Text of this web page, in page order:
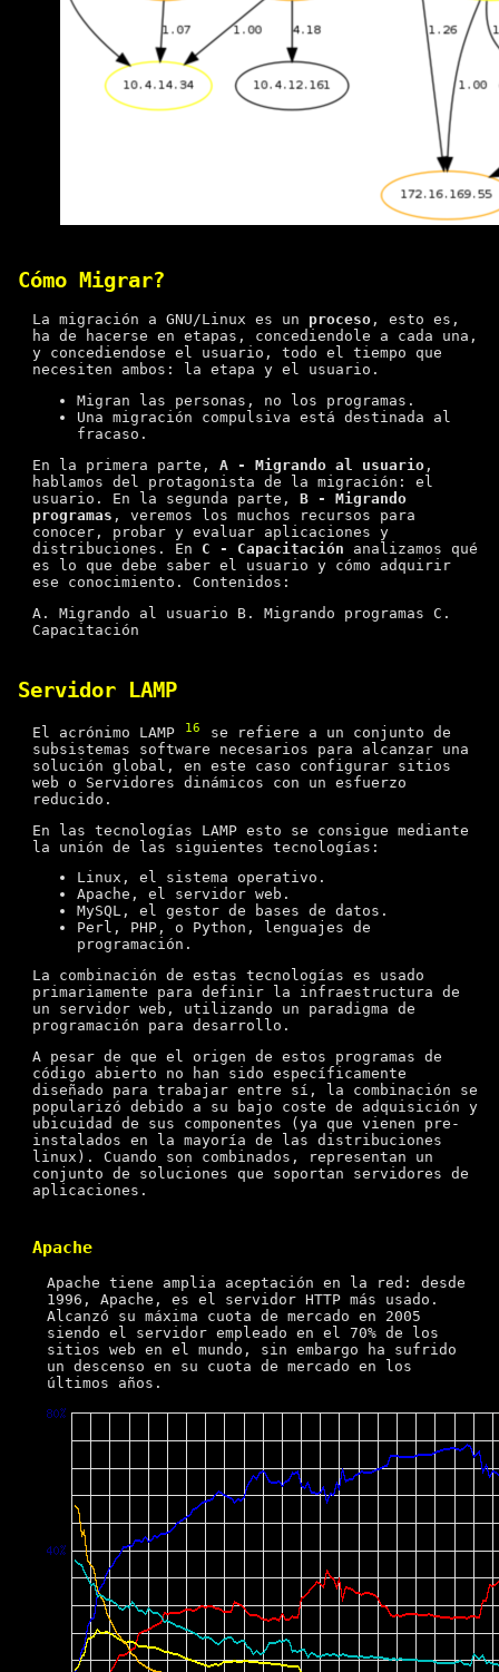
Cómo Migrar?
La migración a GNU/Linux es un proceso, esto es,
ha de hacerse en etapas, concediendole a cada una,
y concediendose el usuario, todo el tiempo que
necesiten ambos: la etapa y el usuario.
Migran las personas, no los programas.
Una migración compulsiva está destinada al
fracaso.
En la primera parte, A - Migrando al usuario,
hablamos del protagonista de la migración: el
usuario. En la segunda parte, B - Migrando
programas , veremos los muchos recursos para
conocer, probar y evaluar aplicaciones y
distribuciones. En C - Capacitación analizamos qué
es lo que debe saber el usuario y cómo adquirir
ese conocimiento. Contenidos:
A. Migrando al usuario B. Migrando programas C.
Capacitación
Servidor LAMP
El acrónimo LAMP 16
se refiere a un conjunto de
subsistemas software necesarios para alcanzar una
solución global, en este caso configurar sitios
web o Servidores dinámicos con un esfuerzo
reducido.
En las tecnologías LAMP esto se consigue mediante
la unión de las siguientes tecnologías:
Linux, el sistema operativo.
Apache, el servidor web.
MySQL, el gestor de bases de datos.
Perl, PHP, o Python, lenguajes de
programación.
La combinación de estas tecnologías es usado
primariamente para definir la infraestructura de
un servidor web, utilizando un paradigma de
programación para desarrollo.
A pesar de que el origen de estos programas de
código abierto no han sido específicamente
diseñado para trabajar entre sí, la combinación se
popularizó debido a su bajo coste de adquisición y
ubicuidad de sus componentes (ya que vienen pre-
instalados en la mayoría de las distribuciones
linux). Cuando son combinados, representan un
conjunto de soluciones que soportan servidores de
aplicaciones.
Apache
Apache tiene amplia aceptación en la red: desde
1996, Apache, es el servidor HTTP más usado.
Alcanzó su máxima cuota de mercado en 2005
siendo el servidor empleado en el 70% de los
sitios web en el mundo, sin embargo ha sufrido
un descenso en su cuota de mercado en los
últimos años.